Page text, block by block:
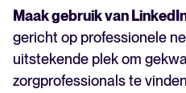
Maak gebruik van
gericht op professionele
uitstekende plek om
zorgprofessionals te